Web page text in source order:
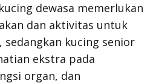
dewasa memerlukan
dan aktivitas untuk
sedangkan kucing senior
ekstra pada
organ, dan